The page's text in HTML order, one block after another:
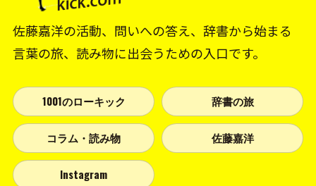
佐藤嘉洋の活動、問いへの答え、辞書から始まる
言葉の旅、読み物に出会うための入口です。
1001のローキック 辞書の旅
コラム・読み物 佐藤嘉洋
Instagram